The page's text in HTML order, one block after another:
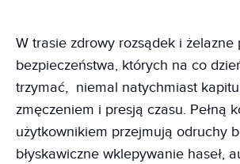
W trasie zdrowy rozsądek i żelazne
bezpieczeństwa, których na co
trzymać, niemal natychmiast
zmęczeniem i presją czasu. Pełną
użytkownikiem przejmują odruchy
błyskawiczne wklepywanie haseł,